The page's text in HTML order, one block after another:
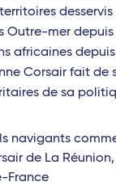
desservis
Outre-mer
africaines
Corsair fait de
de sa
navigants
de La
France